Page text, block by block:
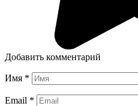
Добавить комментарий
Имя *
Email *